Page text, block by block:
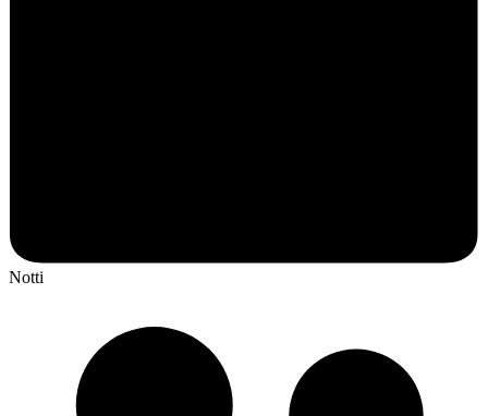
Notti